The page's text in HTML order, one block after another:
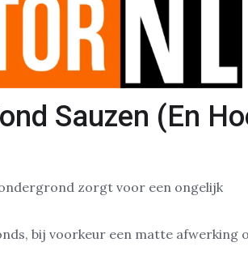
Sauzen (En
zorgt voor een ongelijk
bij voorkeur een matte afwerking